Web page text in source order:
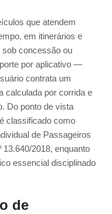
que atendem
em itinerários e
sob concessão ou
por aplicativo —
contrata um
calculada por corrida e
Do ponto de vista
classificado como
de Passageiros
13.640/2018, enquanto
essencial disciplinado
de